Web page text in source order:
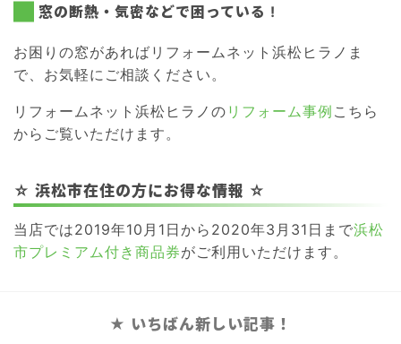
窓の断熱・気密などで困っている !
お困りの窓があればリフォームネット浜松ヒラノま
で、お気軽にご相談ください。
リフォームネット浜松ヒラノの リフォーム事例 こちら
からご覧いただけます。
☆ 浜松市在住の方にお得な情報 ☆
当店では2019年10月1日から2020年3月31日まで浜松
市プレミアム付き商品券がご利用いただけます。
★ いちばん新しい記事！